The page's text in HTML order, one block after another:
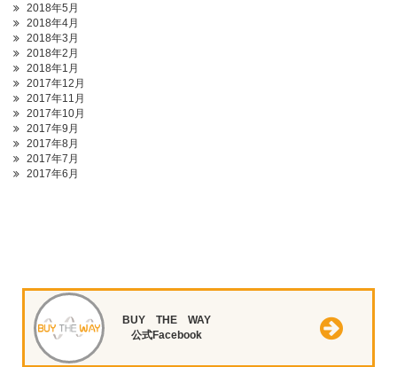
2018年5月
2018年4月
2018年3月
2018年2月
2018年1月
2017年12月
2017年11月
2017年10月
2017年9月
2017年8月
2017年7月
2017年6月
BUY THE WAY
公式Facebook